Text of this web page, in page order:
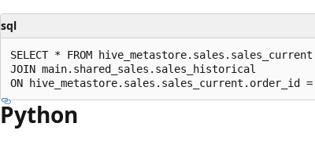
sql
SELECT * FROM hive_metastore.sales.sales_current
JOIN main.shared_sales.sales_historical
Python